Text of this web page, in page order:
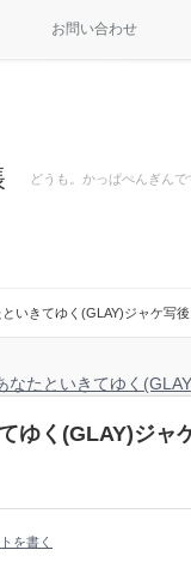
お問い合わせ
どうも。かっぱぺんぎん
といきてゆく(GLAY)ジャケ写
なたといきてゆく
ゆく(GLAY)ジャ
を書く